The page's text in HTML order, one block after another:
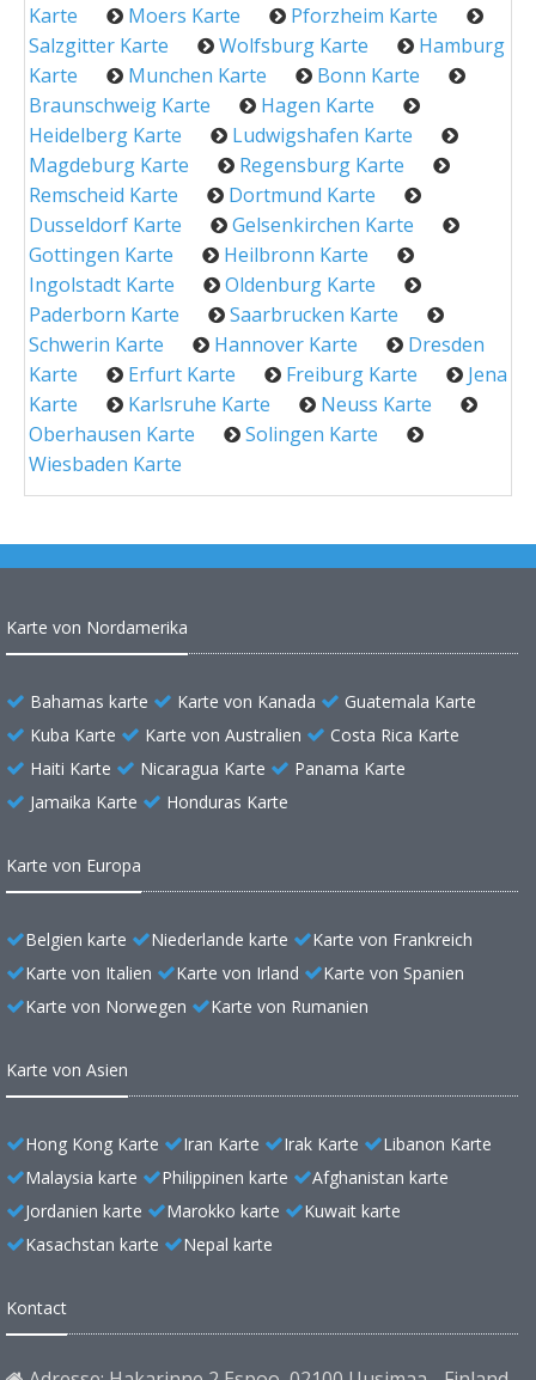
Karte
Moers Karte
Pforzheim Karte
Salzgitter Karte
Wolfsburg Karte
Hamburg
Karte
Munchen Karte
Bonn Karte
Braunschweig Karte
Hagen Karte
Heidelberg Karte
Ludwigshafen Karte
Magdeburg Karte
Regensburg Karte
Remscheid Karte
Dortmund Karte
Dusseldorf Karte
Gelsenkirchen Karte
Gottingen Karte
Heilbronn Karte
Ingolstadt Karte
Oldenburg Karte
Paderborn Karte
Saarbrucken Karte
Schwerin Karte
Hannover Karte
Dresden
Karte
Erfurt Karte Freiburg Karte
Jena
Karte
Karlsruhe Karte
Neuss Karte
Oberhausen Karte
Solingen Karte
Wiesbaden Karte
Karte von Nordamerika
Bahamas karte Karte von Kanada
Guatemala Karte
Kuba Karte
Karte von Australien
Costa Rica Karte
Haiti Karte
Nicaragua Karte
Panama Karte
Jamaika Karte
Honduras Karte
Karte von Europa
Belgien karte Niederlande karte
Karte von Frankreich
Karte von Italien
Karte von Irland
Karte von Spanien
Karte von Norwegen
Karte von Rumanien
Karte von Asien
Hong Kong Karte Iran Karte Irak Karte
Libanon Karte
Malaysia karte
Philippinen karte
Afghanistan karte
Jordanien karte
Marokko karte
Kuwait karte
Kasachstan karte
Nepal karte
Kontact